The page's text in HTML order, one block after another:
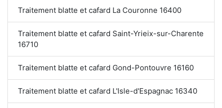
Traitement blatte et cafard La Couronne 16400
Traitement blatte et cafard Saint-Yrieix-sur-Charente
16710
Traitement blatte et cafard Gond-Pontouvre 16160
Traitement blatte et cafard L'Isle-d'Espagnac 16340